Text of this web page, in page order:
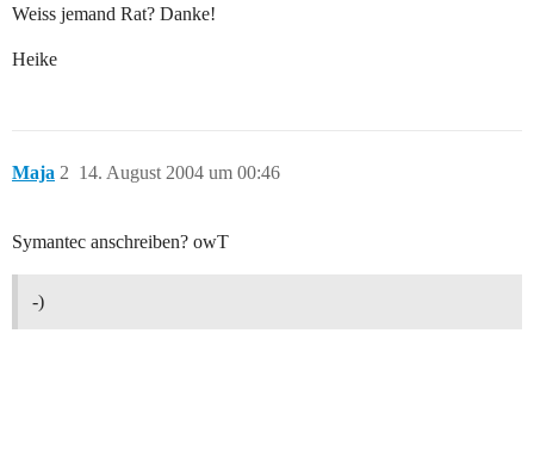
Weiss jemand Rat? Danke!
Heike
Maja 14. August 2004 um 00:46
2
Symantec anschreiben? owT
-)